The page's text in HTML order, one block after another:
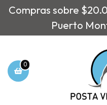
Compras sobre
Puerto
0